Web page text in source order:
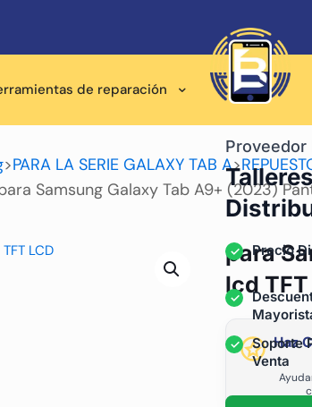
de reparación
>PARA LA SERIE GALAXY TAB A>
Samsung Galaxy Tab A9+ (2023)
para
lcd TFT
Haz
Proveedor
Precio
Soporte
Venta